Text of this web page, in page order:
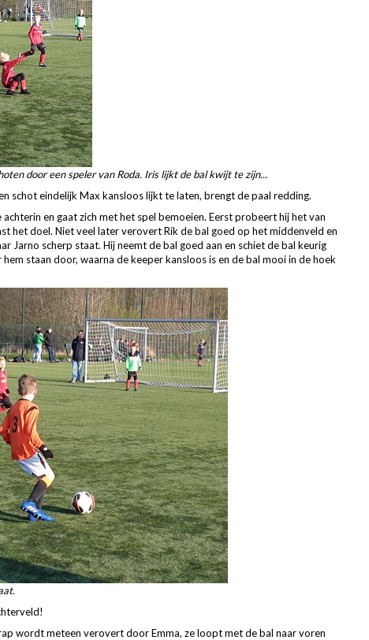
door een speler van Roda. Iris lijkt de bal kwijt te zijn...
schot eindelijk Max kansloos lijkt te laten, brengt de paal redding.
en gaat zich met het spel bemoeien. Eerst probeert hij het van
het doel. Niet veel later verovert Rik de bal goed op het middenveld en
Jarno scherp staat. Hij neemt de bal goed aan en schiet de bal keurig
staan door, waarna de keeper kansloos is en de bal mooi in de hoek
wordt meteen verovert door Emma, ze loopt met de bal naar voren